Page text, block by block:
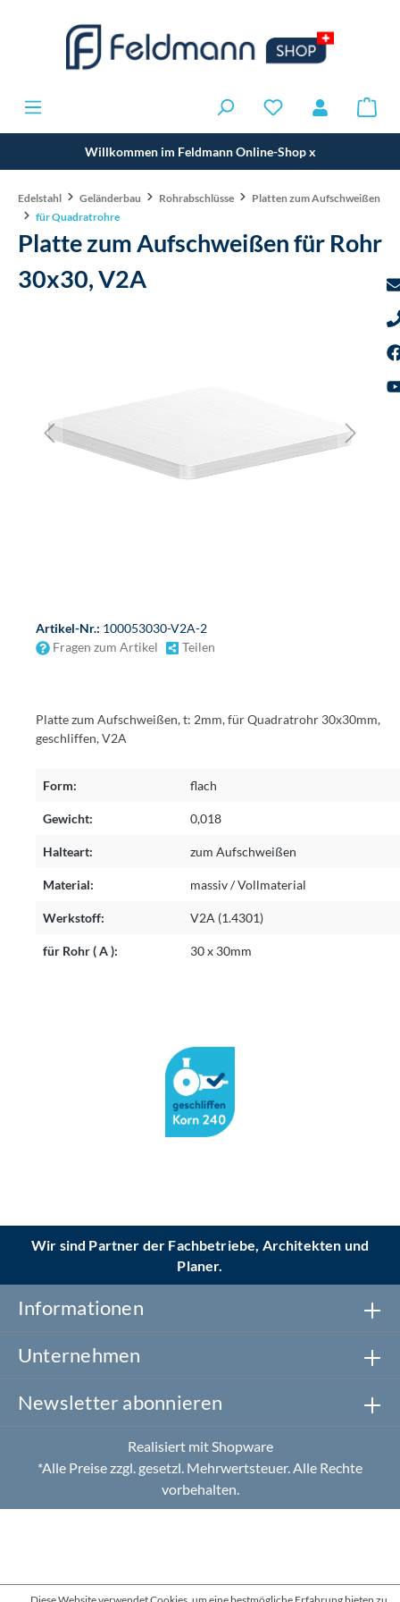
Willkommen im Feldmann Online-Shopx
Edelstahl Geländerbau Rohrabschlüsse
Platten zum Aufschweißen
für Quadratrohre
Platte zum Aufschweißen für Rohr
30x30, V2A
Artikel-Nr.: 100053030-V2A-2
Fragen zum Artikel
Teilen
Platte zum Aufschweißen, t: 2mm, für Quadratrohr 30x30mm,
geschliffen, V2A
Form: flach
Gewicht: 0,018
Halteart: zum Aufschweißen
Material: massiv / Vollmaterial
Werkstoff: V2A (1.4301)
für Rohr ( A ): 30 x 30mm
Wir sind Partner der Fachbetriebe, Architekten und
Planer.
Informationen
Unternehmen
Newsletter abonnieren
Realisiert mit Shopware
*Alle Preise zzgl. gesetzl. Mehrwertsteuer. Alle Rechte
vorbehalten.